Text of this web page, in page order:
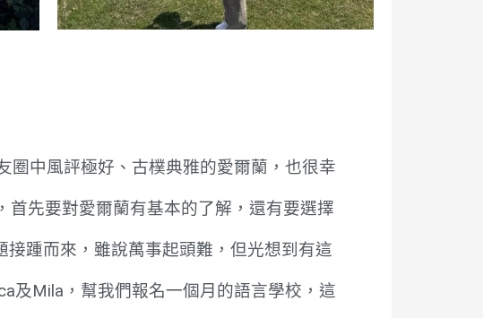
圈中風評極好、古樸典雅的愛爾蘭，也很幸
先要對愛爾蘭有基本的了解，還有要選擇
踵而來，雖說萬事起頭難，但光想到有這
及Mila，幫我們報名一個月的語言學校，這